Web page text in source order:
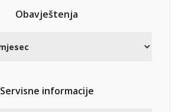
Obavještenja
Servisne informacije